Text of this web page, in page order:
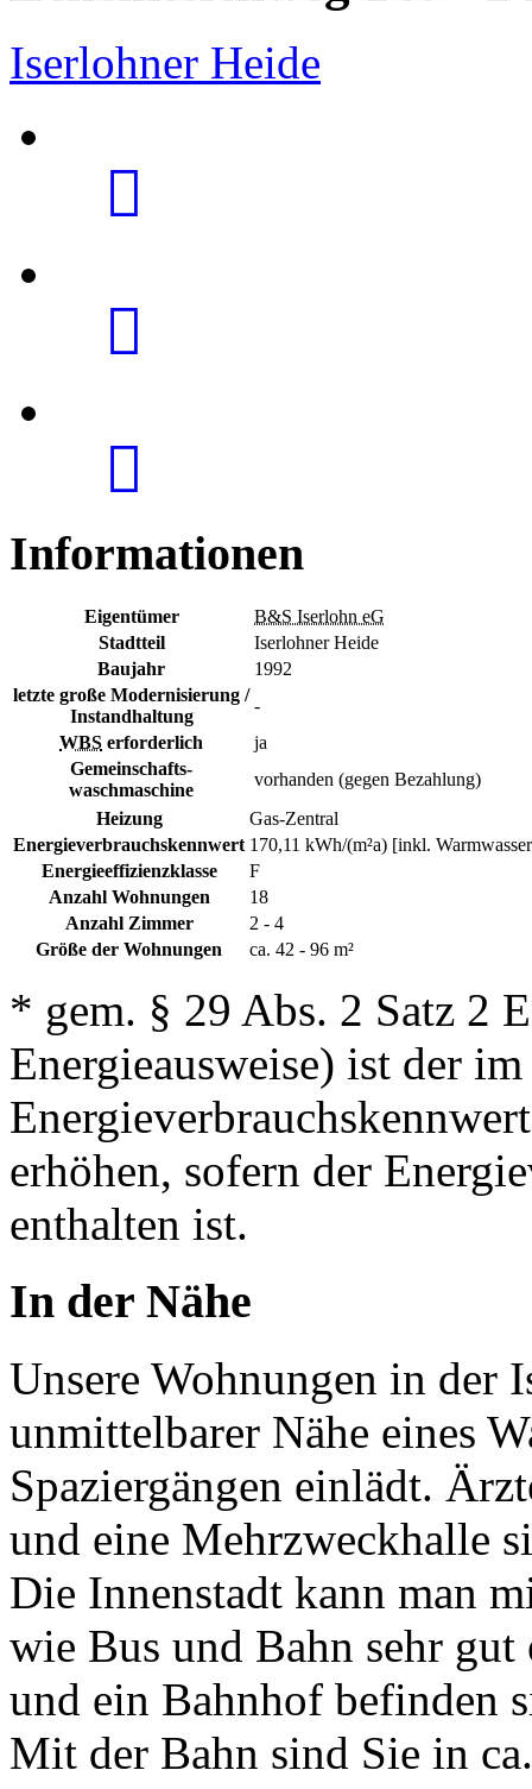
Iserlohner Heide
Informationen
Eigentümer
B&S Iserlohn eG
Stadtteil
Iserlohner Heide
Baujahr
1992
letzte große Modernisierung /
Instandhaltung
-
WBS erforderlich
ja
Gemeinschafts-
waschmaschine
vorhanden (gegen Bezahlung)
Heizung
Gas-Zentral
Energieverbrauchskennwert 170,11 kWh/(m²a) [inkl.
Energieeffizienzklasse
F
Anzahl Wohnungen
18
Anzahl Zimmer
2 - 4
Größe der Wohnungen
ca. 42 - 96 m²
* gem. § 29 Abs. 2 Satz 2
Energieausweise) ist der
erhöhen, sofern der
enthalten ist.
In der Nähe
Unsere Wohnungen in der
unmittelbarer Nähe eines
Spaziergängen einlädt.
und eine Mehrzweckhalle
Die Innenstadt kann man
wie Bus und Bahn sehr
und ein Bahnhof befinden
Mit der Bahn sind Sie in